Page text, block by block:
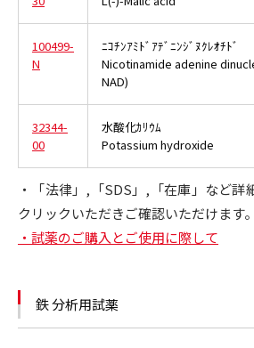
100499-
N
ﾆｺﾁﾝｱﾐﾄﾞｱﾃﾞﾆﾝｼﾞﾇｸﾚｵﾁﾄﾞ
Nicotinamide adenine
NAD)
32344-
00
水酸化ｶﾘｳﾑ
Potassium hydroxide
・「法律」,「SDS」,「在庫」など詳
クリックいただきご確認いただけます。
・試薬のご購入とご使用に際して
鉄 分析用試薬